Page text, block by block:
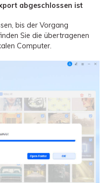
abgeschlossen ist
bis der Vorgang
Sie die übertragenen
Computer.